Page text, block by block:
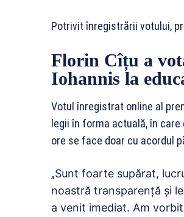
Potrivit înregistrării votului,
Florin Cîțu a
Iohannis la
Votul înregistrat online al
legii în forma actuală, în
ore se face doar cu acordul
„Sunt foarte supărat,
noastră transparență și
a venit imediat. Am